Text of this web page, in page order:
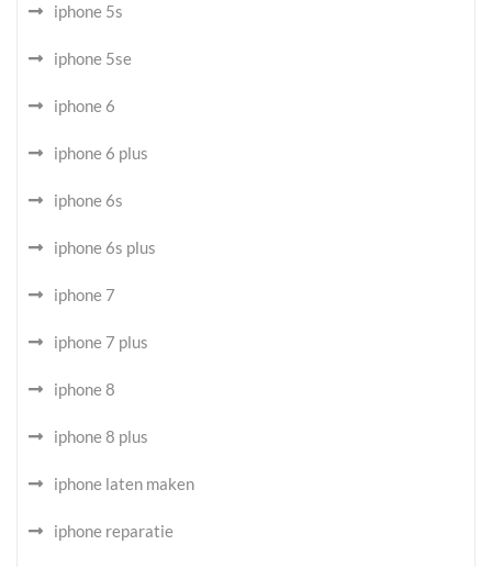
iphone 5s
iphone 5se
iphone 6
iphone 6 plus
iphone 6s
iphone 6s plus
iphone 7
iphone 7 plus
iphone 8
iphone 8 plus
iphone laten maken
iphone reparatie